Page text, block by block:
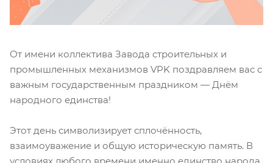
От имени коллектива Завода строительных и
промышленных механизмов VPK поздравляем вас с
важным государственным праздником — Днём
народного единства!
Этот день символизирует сплочённость,
взаимоуважение и общую историческую память. В